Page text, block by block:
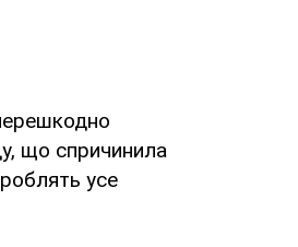
що спричинила
усе